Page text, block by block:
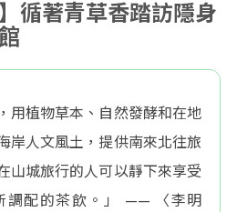
循著青草香踏訪隱身
用植物草本、自然發酵和在地
岸人文風土，提供南來北往旅
山城旅行的人可以靜下來享受
調配的茶飲。」 —— 〈李明